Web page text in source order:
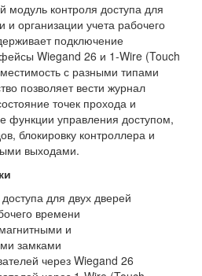
модуль контроля доступа для
организации учета рабочего
подключение
Wiegand 26 и 1-Wire (Touch
с разными типами
позволяет вести журнал
точек прохода и
функции управления доступом,
блокировку контроллера и
выходами.
для двух дверей
времени
и
замками
через Wiegand 26